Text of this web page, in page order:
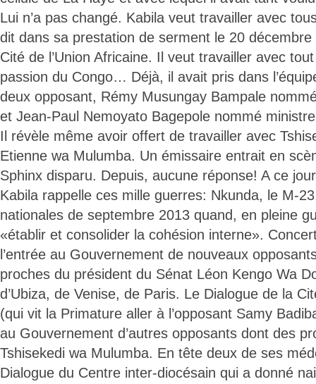
Lui n’a pas changé. Kabila veut travailler avec
dit dans sa prestation de serment le 20
Cité de l’Union Africaine. Il veut travailler avec
passion du Congo… Déjà, il avait pris dans
deux opposant, Rémy Musungay Bampale
et Jean-Paul Nemoyato Bagepole nommé
Il révèle même avoir offert de travailler avec
Etienne wa Mulumba. Un émissaire entrait en
Sphinx disparu. Depuis, aucune réponse! A ce
Kabila rappelle ces mille guerres: Nkunda, le M-
nationales de septembre 2013 quand, en pleine
«établir et consolider la cohésion interne».
l’entrée au Gouvernement de nouveaux
proches du président du Sénat Léon Kengo Wa
d’Ubiza, de Venise, de Paris. Le Dialogue de la
(qui vit la Primature aller à l’opposant Samy
au Gouvernement d’autres opposants dont des
Tshisekedi wa Mulumba. En tête deux de ses
Dialogue du Centre inter-diocésain qui a donné